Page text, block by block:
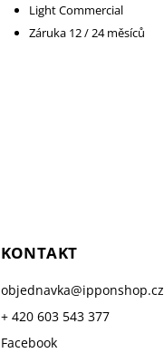
Light Commercial
Záruka 12 / 24 měsíců
KONTAKT
objednavka@ipponshop.cz
+ 420 603 543 377
Facebook